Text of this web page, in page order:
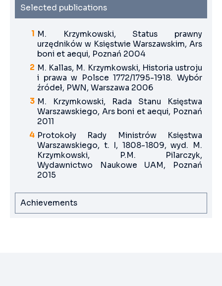
Selected publications
M. Krzymkowski, Status prawny
urzędników w Księstwie Warszawskim, Ars
boni et aequi, Poznań 2004
M. Kallas, M. Krzymkowski, Historia ustroju
i prawa w Polsce 1772/1795-1918. Wybór
źródeł, PWN, Warszawa 2006
M. Krzymkowski, Rada Stanu Księstwa
Warszawskiego, Ars boni et aequi, Poznań
2011
Protokoły Rady Ministrów Księstwa
Warszawskiego, t. I, 1808-1809, wyd. M.
Krzymkowski, P.M. Pilarczyk,
Wydawnictwo Naukowe UAM, Poznań
2015
Achievements